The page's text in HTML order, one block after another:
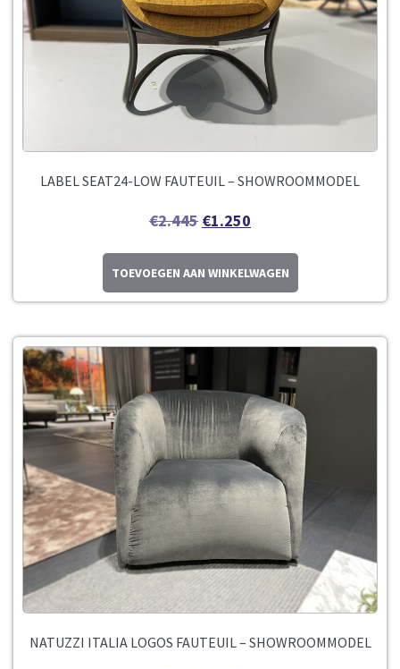
LABEL SEAT24-LOW FAUTEUIL – SHOWROOMMODEL
€2.445 €1.250
TOEVOEGEN AAN WINKELWAGEN
NATUZZI ITALIA LOGOS FAUTEUIL – SHOWROOMMODEL